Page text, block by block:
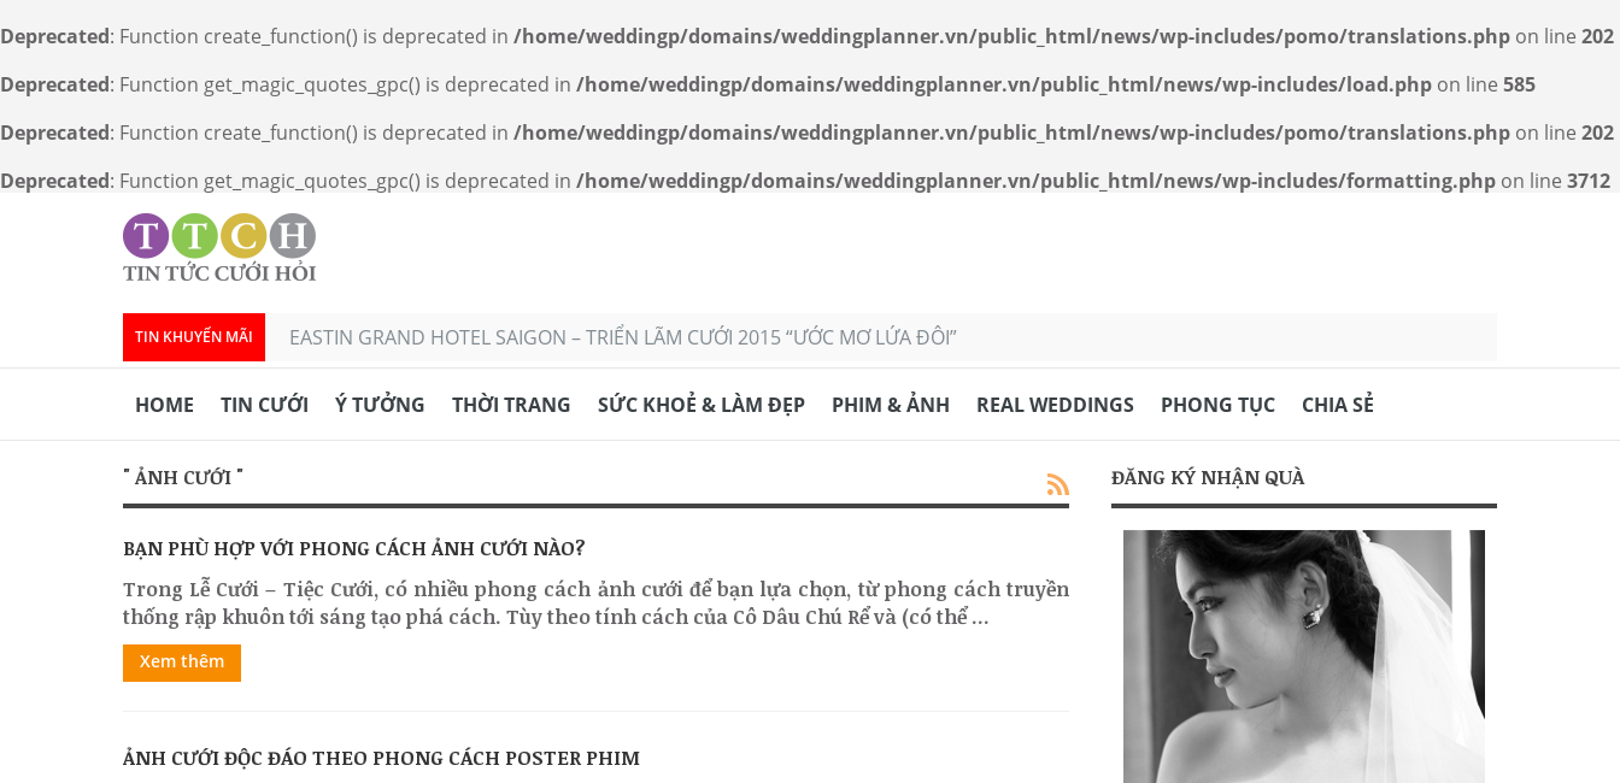
Deprecated: Function create_function() is deprecated in /home/weddingp/domains/weddingplanner.vn/public_html/news/wp-includes/pomo/translations.php on line 202
Deprecated: Function get_magic_quotes_gpc() is deprecated in /home/weddingp/domains/weddingplanner.vn/public_html/news/wp-includes/load.php on line 585
Deprecated: Function create_function() is deprecated in /home/weddingp/domains/weddingplanner.vn/public_html/news/wp-includes/pomo/translations.php on line 202
Deprecated: Function get_magic_quotes_gpc() is deprecated in /home/weddingp/domains/weddingplanner.vn/public_html/news/wp-includes/formatting.php on line 3712
TIN KHUYẾN MÃI EASTIN GRAND HOTEL SAIGON – TRIỂN LÃM CƯỚI 2015 “ƯỚC MƠ LỨA ĐÔI”
HOME TIN CƯỚI Ý TƯỞNG THỜI TRANG SỨC KHOẺ & LÀM ĐẸP PHIM & ẢNH REAL WEDDINGS PHONG TỤC CHIA SẺ
" ẢNH CƯỚI "
BẠN PHÙ HỢP VỚI PHONG CÁCH ẢNH CƯỚI NÀO?
Trong Lễ Cưới – Tiệc Cưới, có nhiều phong cách ảnh cưới để bạn lựa chọn, từ phong cách truyền
thống rập khuôn tới sáng tạo phá cách. Tùy theo tính cách của Cô Dâu Chú Rể và (có thể ...
Xem thêm
ẢNH CƯỚI ĐỘC ĐÁO THEO PHONG CÁCH POSTER PHIM
ĐĂNG KÝ NHẬN QUÀ